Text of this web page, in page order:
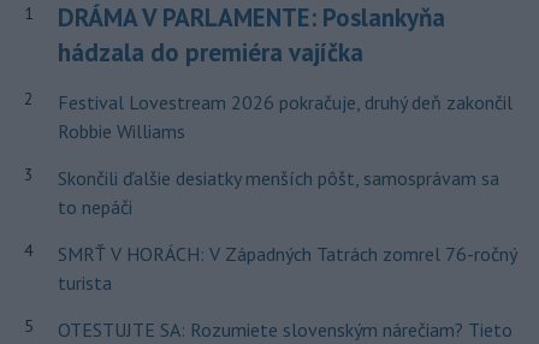
1
DRÁMA V PARLAMENTE: Poslankyňa
hádzala do premiéra vajíčka
2
Festival Lovestream 2026 pokračuje, druhý deň zakončil
Robbie Williams
3
Skončili ďalšie desiatky menších pôšt, samosprávam sa
to nepáči
4
SMRŤ V HORÁCH: V Západných Tatrách zomrel 76-ročný
turista
5
OTESTUJTE SA: Rozumiete slovenským nárečiam? Tieto